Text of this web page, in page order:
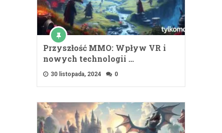
Przyszłość MMO: Wpływ VR i
nowych technologii …
30 listopada, 2024 0